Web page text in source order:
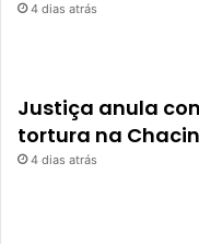
4 dias atrás
Justiça anula
tortura na
4 dias atrás